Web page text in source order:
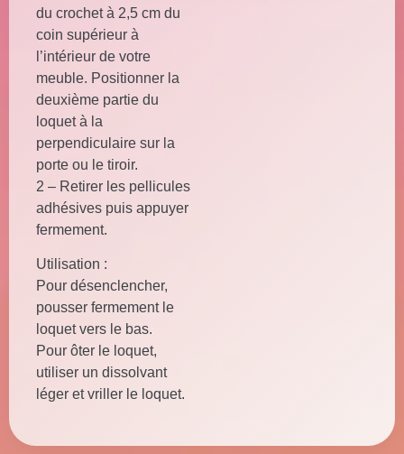
du crochet à 2,5 cm du
coin supérieur à
l’intérieur de votre
meuble. Positionner la
deuxième partie du
loquet à la
perpendiculaire sur la
porte ou le tiroir.
2 – Retirer les pellicules
adhésives puis appuyer
fermement.
Utilisation :
Pour désenclencher,
pousser fermement le
loquet vers le bas.
Pour ôter le loquet,
utiliser un dissolvant
léger et vriller le loquet.